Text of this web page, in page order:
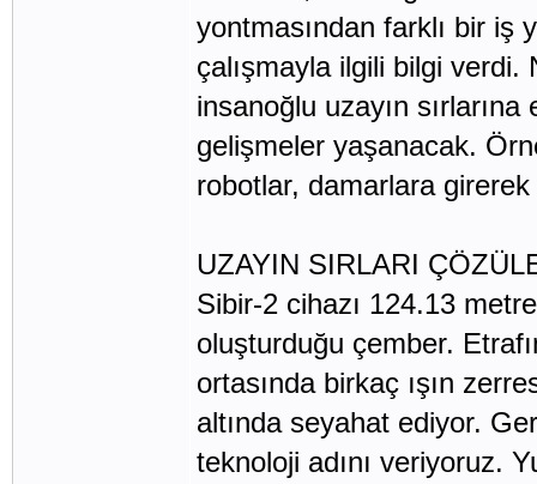
yontmasından farklı bir iş
çalışmayla ilgili bilgi
insanoğlu uzayın
gelişmeler yaşanacak.
robotlar, damarlara
UZAYIN SIRLARI
Sibir-2 cihazı 124.13
oluşturduğu çember.
ortasında birkaç ışın
altında seyahat ediyor.
teknoloji adını veriyoruz.